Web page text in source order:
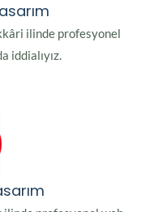
ilinde profesyonel
iddialıyız.